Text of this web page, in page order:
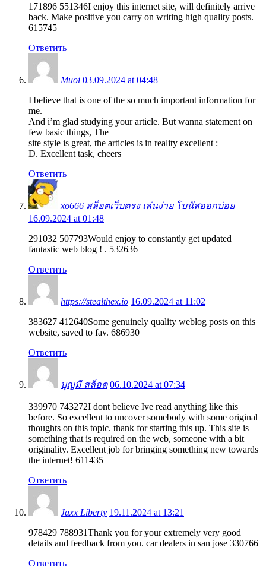
171896 551346I enjoy this internet site, will definitely arrive
back. Make positive you carry on writing high quality posts.
615745
Ответить
Muoi 03.09.2024 at 04:48
I believe that is one of the so much important information for
me.
And i’m glad studying your article. But wanna statement on
few basic things, The
site style is great, the articles is in reality excellent :
D. Excellent task, cheers
Ответить
xo666 สล็อตเว็บตรง เล่นง่าย โบนัสออกบ่อย
16.09.2024 at 01:48
291032 507793Would enjoy to constantly get updated
fantastic web blog ! . 532636
Ответить
https://stealthex.io 16.09.2024 at 11:02
383627 412640Some genuinely quality weblog posts on this
website, saved to fav. 686930
Ответить
บุญมี สล็อต 06.10.2024 at 07:34
339970 743272I dont believe Ive read anything like this
before. So excellent to uncover somebody with some original
thoughts on this topic. thank for starting this up. This site is
something that is required on the web, someone with a bit
originality. Excellent job for bringing something new towards
the internet! 611435
Ответить
Jaxx Liberty 19.11.2024 at 13:21
978429 788931Thank you for your extremely very good
details and feedback from you. car dealers in san jose 330766
Ответить